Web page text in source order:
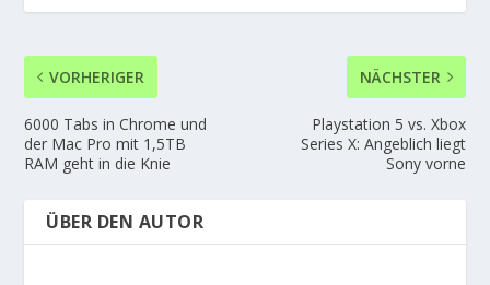
VORHERIGER
6000 Tabs in Chrome und
der Mac Pro mit 1,5TB
RAM geht in die Knie
NÄCHSTER
Playstation 5 vs. Xbox
Series X: Angeblich liegt
Sony vorne
ÜBER DEN AUTOR